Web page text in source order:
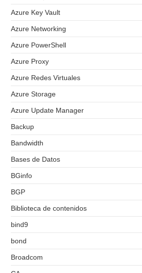
Azure Key Vault
Azure Networking
Azure PowerShell
Azure Proxy
Azure Redes Virtuales
Azure Storage
Azure Update Manager
Backup
Bandwidth
Bases de Datos
BGinfo
BGP
Biblioteca de contenidos
bind9
bond
Broadcom